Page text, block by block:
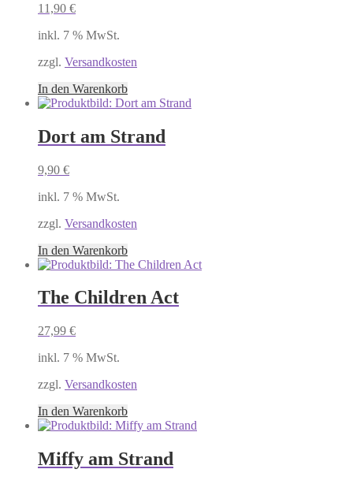
11,90 €
inkl. 7 % MwSt.
zzgl. Versandkosten
In den Warenkorb
Dort am Strand
9,90 €
inkl. 7 % MwSt.
zzgl. Versandkosten
In den Warenkorb
The Children Act
27,99 €
inkl. 7 % MwSt.
zzgl. Versandkosten
In den Warenkorb
Miffy am Strand